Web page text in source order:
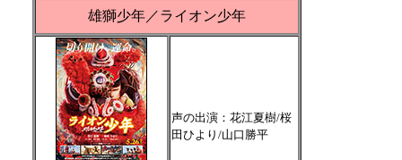
雄獅少年／ライオン少年
声の出演：花江夏樹/桜
田ひより/山口勝平